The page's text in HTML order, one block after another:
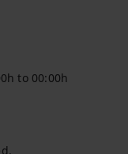
to 00:00h